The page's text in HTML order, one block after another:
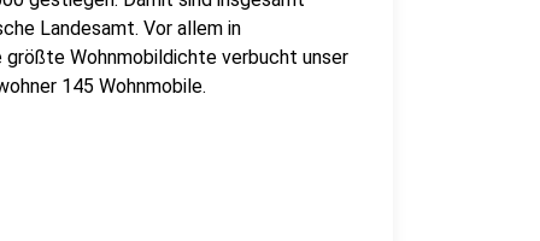
Landesamt. Vor allem in
Wohnmobildichte verbucht unser
145 Wohnmobile.